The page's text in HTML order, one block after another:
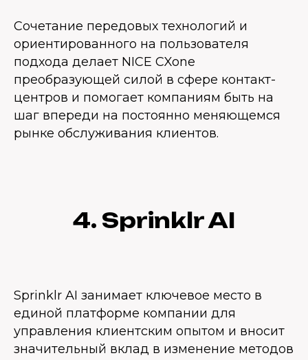
Сочетание передовых технологий и
ориентированного на пользователя
подхода делает NICE CXone
преобразующей силой в сфере контакт-
центров и помогает компаниям быть на
шаг впереди на постоянно меняющемся
рынке обслуживания клиентов.
4. Sprinklr AI
Sprinklr AI занимает ключевое место в
единой платформе компании для
управления клиентским опытом и вносит
значительный вклад в изменение методов